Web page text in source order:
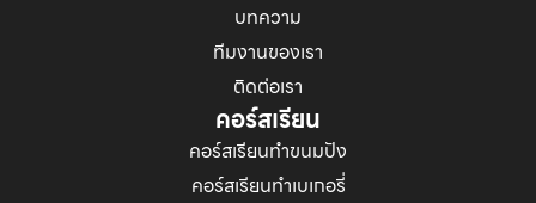
บทความ
ทีมงานของเรา
ติดต่อเรา
คอร์สเรียน
คอร์สเรียนทำขนมปัง
คอร์สเรียนทำเบเกอรี่